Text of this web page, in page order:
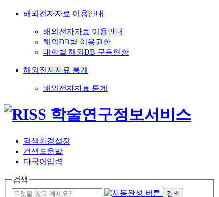
해외전자자료 이용안내
해외전자자료 이용안내
해외DB별 이용권한
대학별 해외DB 구독현황
해외전자자료 통계
해외전자자료 통계
검색환경설정
검색도움말
다국어입력
검색
검색